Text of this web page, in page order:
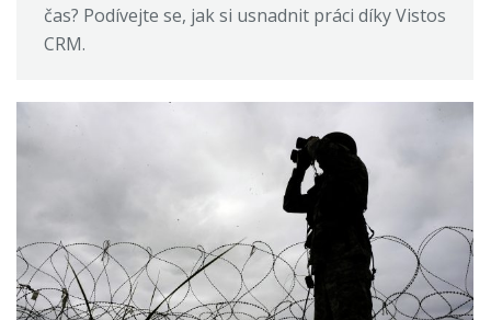
čas? Podívejte se, jak si usnadnit práci díky Vistos
CRM.